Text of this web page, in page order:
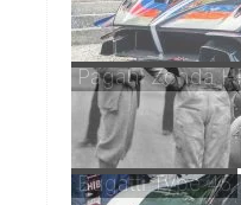
Pagani Zonda
Bugatti Type 45